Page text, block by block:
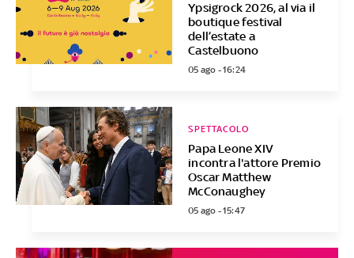
Ypsigrock 2026, al via il
boutique festival
dell’estate a
Castelbuono
05 ago - 16:24
Papa Leone XIV
incontra l'attore Premio
Oscar Matthew
McConaughey
SPETTACOLO
05 ago - 15:47